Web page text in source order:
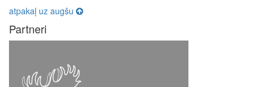
atpakaļ uz augšu
Partneri